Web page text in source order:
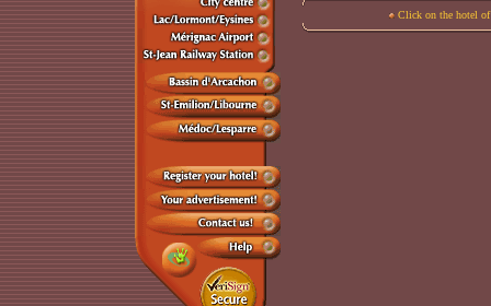
Click on the hotel of